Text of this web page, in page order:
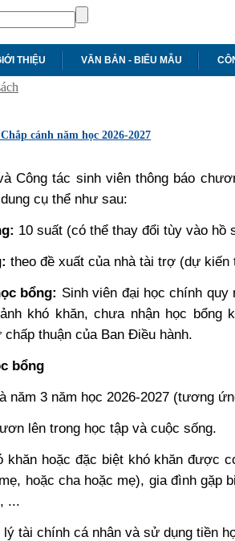
THIỆU VĂN BẢN - BIỂU MẪU
cánh năm học 2026-2027
Công tác sinh viên thông báo
cụ thể như sau:
10 suất (có thể thay đổi tùy vào
theo đề xuất của nhà tài trợ (dự
bổng: Sinh viên đại học chính
khó khăn, chưa nhận học
thuận của Ban Điều hành.
bổng
năm 3 năm học 2026-2027 (tương
lên trong học tập và cuộc sống.
khăn hoặc đặc biệt khó khăn được
hoặc cha hoặc mẹ), gia đình gặp
...
tài chính cá nhân và sử dụng tiền